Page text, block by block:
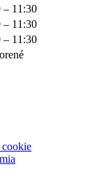
– 11:30
– 11:30
– 11:30
cookie